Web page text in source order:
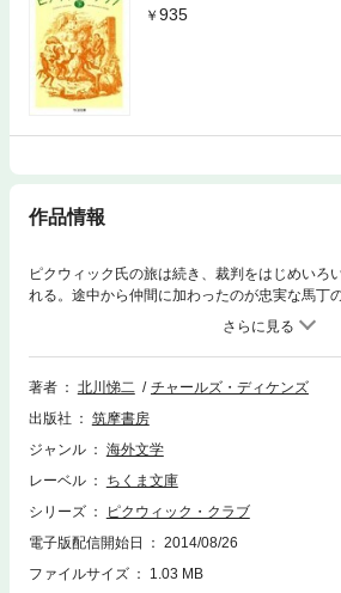
935
作品情報
ピクウィック氏の旅は続き、裁判をはじめいろ
れる。途中から仲間に加わったのが忠実な馬丁
生粋のロンドンっ子できちんと世間の常識をわ
引き立てる名脇役だ。こんなお供の活躍を読む
い出される。ドストエフスキーも「滑稽である
イプとして、ドン・キホーテとこの小説の主人
著者 北川悌二
チャールズ・ディケンズ
出版社
筑摩書房
ジャンル
海外文学
レーベル
ちくま文庫
シリーズ
ピクウィック・クラブ
電子版配信開始日
2014/08/26
ファイルサイズ
1.03 MB